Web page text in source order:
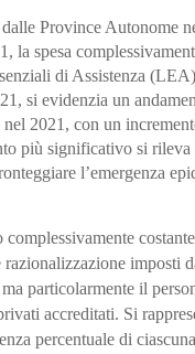
Province Autonome
spesa
di Assistenza
si evidenzia un
2021, con un
più significativo si
l’emergenza
imposti
particolarmente il
accreditati. Si
percentuale di